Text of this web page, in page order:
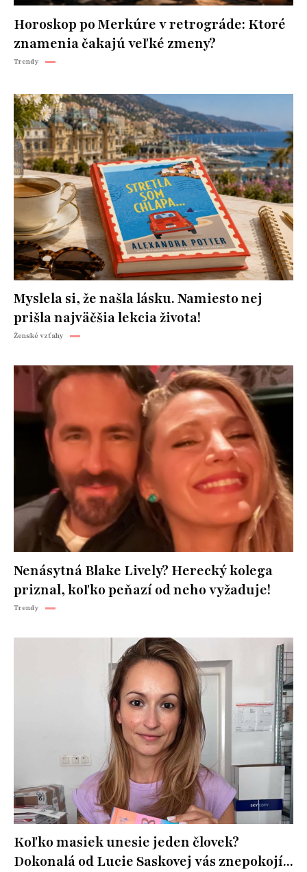
Horoskop po Merkúre v retrográde: Ktoré
znamenia čakajú veľké zmeny?
Trendy
Myslela si, že našla lásku. Namiesto nej
prišla najväčšia lekcia života!
Ženské vzťahy
Nenásytná Blake Lively? Herecký kolega
priznal, koľko peňazí od neho vyžaduje!
Trendy
Koľko masiek unesie jeden človek?
Dokonalá od Lucie Saskovej vás znepokojí...